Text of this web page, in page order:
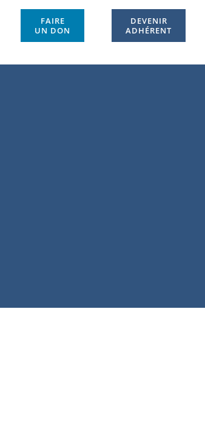
FAIRE
UN DON
DEVENIR
ADHÉRENT